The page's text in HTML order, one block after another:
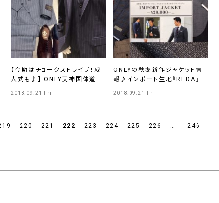
【今期はチョークストライプ！成
人式も♪】 ONLY天神国体道路
2018.09.21 Fri
ONLYの秋冬新作ジャケット情
報♪インポート生地『REDA』が
2018.09.21 Fri
220 221 222 223 224 225 226 … 246